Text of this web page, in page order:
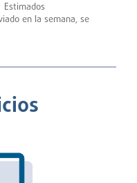
en la semana, se